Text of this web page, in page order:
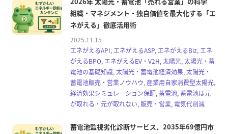
組織・マネジメント・独自価値を最大化する「エ
ネがえる」徹底活用術
2025.11.15
エネがえるAPI, エネがえるASP, エネがえるBiz, エネ
がえるBPO, エネがえるEV・V2H, 太陽光, 太陽光・蓄
電池の基礎知識, 太陽光・蓄電池経済効果, 太陽光・
蓄電池販売・営業ノウハウ, 産業用自家消費型太陽光,
経済効果シミュレーション保証, 蓄電池, 蓄電池は元
が取れる・元が取れない, 販売・営業, 電気代削減
蓄電池監視劣化診断サービス、2035年69億円市